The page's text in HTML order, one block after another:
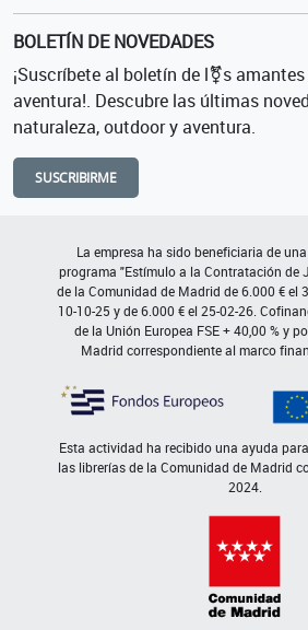
BOLETÍN DE NOVEDADES
¡Suscríbete al boletín de l⚧s
aventura!. Descubre las últimas
naturaleza, outdoor y aventura.
SUSCRIBIRME
La empresa ha sido beneficiaria de
programa "Estímulo a la Contratación de
de la Comunidad de Madrid de 6.000 € el
10-10-25 y de 6.000 € el 25-02-26.
de la Unión Europea FSE + 40,00 % y
Madrid correspondiente al marco
Esta actividad ha recibido una ayuda
las librerías de la Comunidad de Madrid
2024.